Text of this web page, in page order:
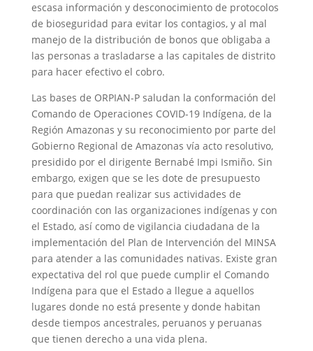
escasa información y desconocimiento de protocolos
de bioseguridad para evitar los contagios, y al mal
manejo de la distribución de bonos que obligaba a
las personas a trasladarse a las capitales de distrito
para hacer efectivo el cobro.
Las bases de ORPIAN-P saludan la conformación del
Comando de Operaciones COVID-19 Indígena, de la
Región Amazonas y su reconocimiento por parte del
Gobierno Regional de Amazonas vía acto resolutivo,
presidido por el dirigente Bernabé Impi Ismiño. Sin
embargo, exigen que se les dote de presupuesto
para que puedan realizar sus actividades de
coordinación con las organizaciones indígenas y con
el Estado, así como de vigilancia ciudadana de la
implementación del Plan de Intervención del MINSA
para atender a las comunidades nativas. Existe gran
expectativa del rol que puede cumplir el Comando
Indígena para que el Estado a llegue a aquellos
lugares donde no está presente y donde habitan
desde tiempos ancestrales, peruanos y peruanas
que tienen derecho a una vida plena.